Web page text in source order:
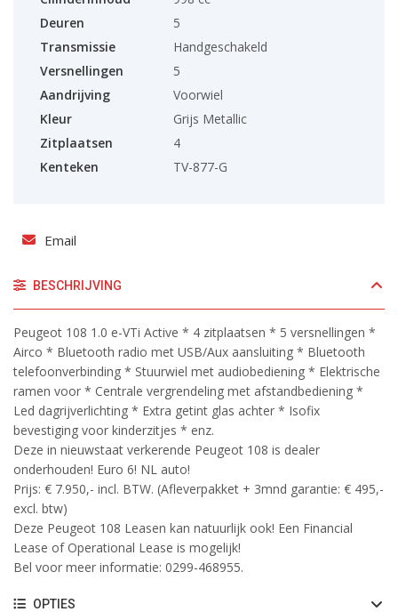
Deuren
5
Transmissie
Handgeschakeld
Versnellingen
5
Aandrijving
Voorwiel
Kleur
Grijs Metallic
Zitplaatsen
4
Kenteken
TV-877-G
Email
BESCHRIJVING
Peugeot 108 1.0 e-VTi Active * 4 zitplaatsen * 5 versnellingen *
Airco * Bluetooth radio met USB/Aux aansluiting * Bluetooth
telefoonverbinding * Stuurwiel met audiobediening * Elektrische
ramen voor * Centrale vergrendeling met afstandbediening *
Led dagrijverlichting * Extra getint glas achter * Isofix
bevestiging voor kinderzitjes * enz.
Deze in nieuwstaat verkerende Peugeot 108 is dealer
onderhouden! Euro 6! NL auto!
Prijs: € 7.950,- incl. BTW. (Afleverpakket + 3mnd garantie: € 495,-
excl. btw)
Deze Peugeot 108 Leasen kan natuurlijk ook! Een Financial
Lease of Operational Lease is mogelijk!
Bel voor meer informatie: 0299-468955.
OPTIES